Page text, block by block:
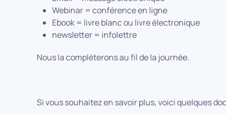
Webinar = conférence en ligne
Ebook = livre blanc ou livre électronique
newsletter = infolettre
Nous la compléterons au fil de la journée.
Si vous souhaitez en savoir plus, voici quelques